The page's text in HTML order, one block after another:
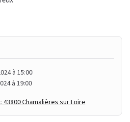
à 15:00
à 19:00
Chamalières sur Loire